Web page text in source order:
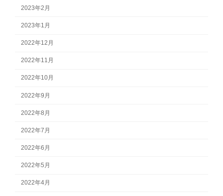
2023年2月
2023年1月
2022年12月
2022年11月
2022年10月
2022年9月
2022年8月
2022年7月
2022年6月
2022年5月
2022年4月